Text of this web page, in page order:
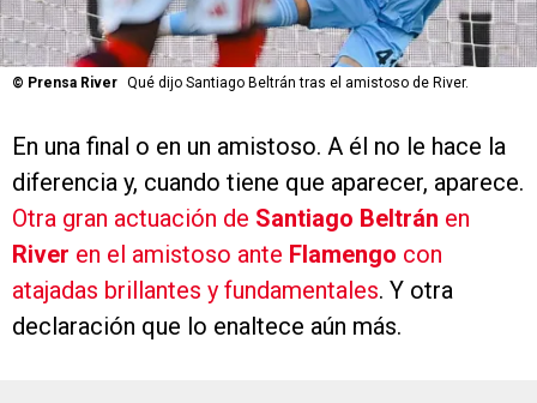
© Prensa River Qué dijo Santiago Beltrán tras el amistoso de River.
En una final o en un amistoso. A él no le hace la
diferencia y, cuando tiene que aparecer, aparece.
Otra gran actuación de Santiago Beltrán en
River en el amistoso ante Flamengo con
atajadas brillantes y fundamentales. Y otra
declaración que lo enaltece aún más.